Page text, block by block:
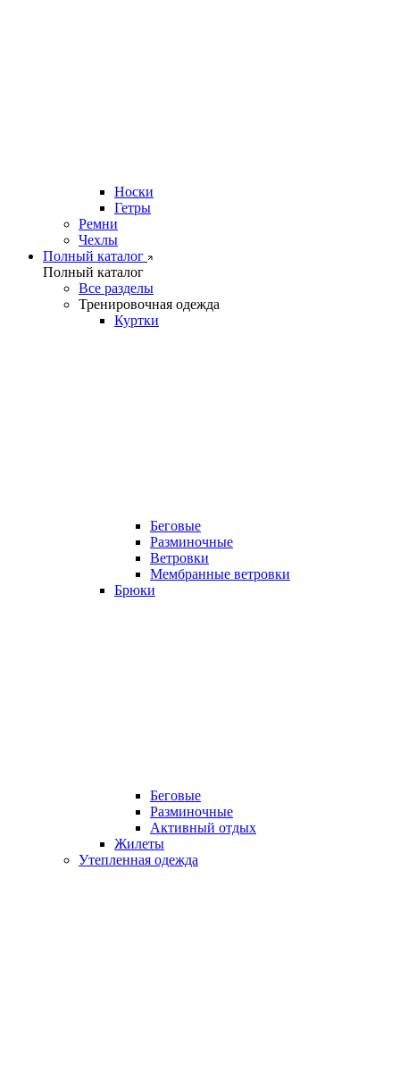
Носки
Гетры
Ремни
Чехлы
Полный каталог
Полный каталог
Все разделы
Тренировочная одежда
Куртки
Беговые
Разминочные
Ветровки
Мембранные ветровки
Брюки
Беговые
Разминочные
Активный отдых
Жилеты
Утепленная одежда